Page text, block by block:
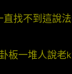
找不到這說
板一堆人說老